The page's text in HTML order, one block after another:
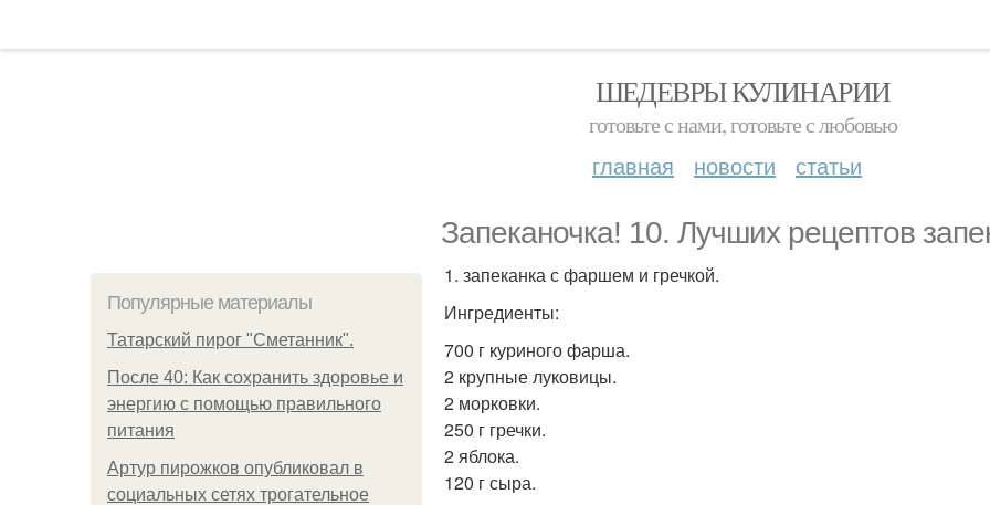
ШЕДЕВРЫ КУЛИНАРИИ
готовьте с нами, готовьте с любовью
главная новости статьи
Запеканочка! 10. Лучших рецептов
Популярные материалы
Татарский пирог "Сметанник".
После 40: Как сохранить здоровье и
энергию с помощью правильного
питания
Артур пирожков опубликовал в
социальных сетях трогательное
1. запеканка с фаршем и гречкой.
Ингредиенты:
700 г куриного фарша.
2 крупные луковицы.
2 морковки.
250 г гречки.
2 яблока.
120 г сыра.